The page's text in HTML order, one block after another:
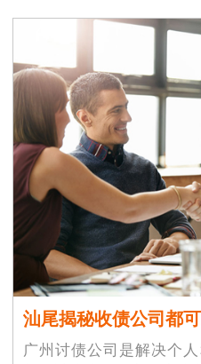
广州讨债公司是解决个